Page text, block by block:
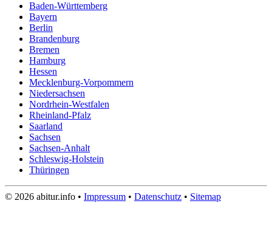
Baden-Württemberg
Bayern
Berlin
Brandenburg
Bremen
Hamburg
Hessen
Mecklenburg-Vorpommern
Niedersachsen
Nordrhein-Westfalen
Rheinland-Pfalz
Saarland
Sachsen
Sachsen-Anhalt
Schleswig-Holstein
Thüringen
© 2026 abitur.info • Impressum • Datenschutz • Sitemap